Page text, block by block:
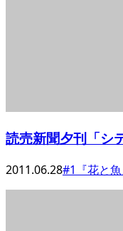
読売新聞夕刊「シ
2011.06.28#1『花と魚